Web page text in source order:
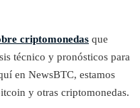
criptomonedas que
técnico y pronósticos para
en NewsBTC, estamos
y otras criptomonedas.